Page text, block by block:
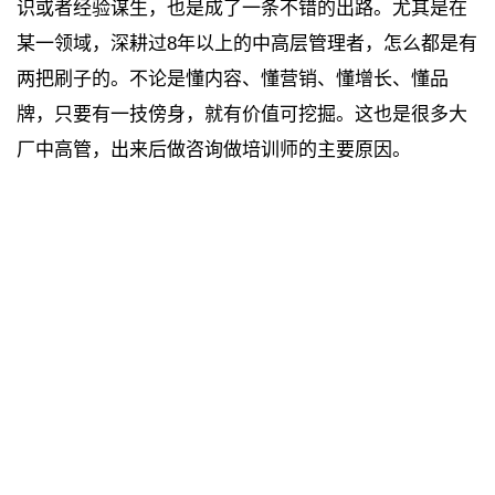
识或者经验谋生，也是成了一条不错的出路。尤其是在
某一领域，深耕过8年以上的中高层管理者，怎么都是有
两把刷子的。不论是懂内容、懂营销、懂增长、懂品
牌，只要有一技傍身，就有价值可挖掘。这也是很多大
厂中高管，出来后做咨询做培训师的主要原因。